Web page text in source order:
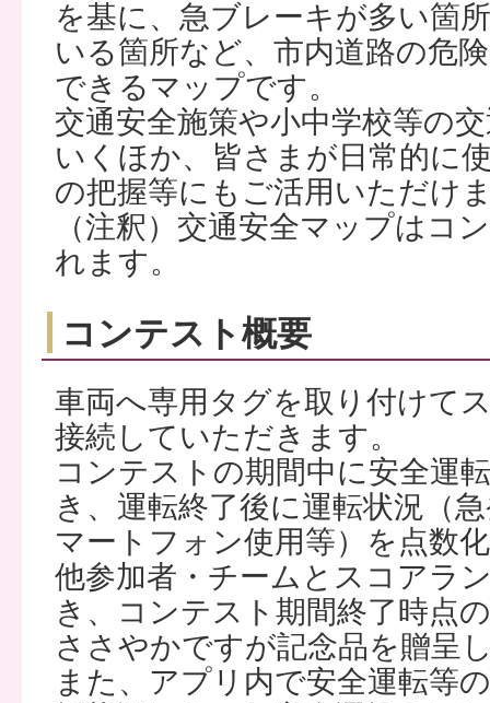
を基に、急ブレーキが多い箇
いる箇所など、市内道路の危
できるマップです。
交通安全施策や小中学校等の
いくほか、皆さまが日常的に
の把握等にもご活用いただけ
（注釈）交通安全マップはコ
れます。
コンテスト概要
車両へ専用タグを取り付けて
接続していただきます。
コンテストの期間中に安全運
き、運転終了後に運転状況（
マートフォン使用等）を点数
他参加者・チームとスコアラ
き、コンテスト期間終了時点
ささやかですが記念品を贈呈
また、アプリ内で安全運転等